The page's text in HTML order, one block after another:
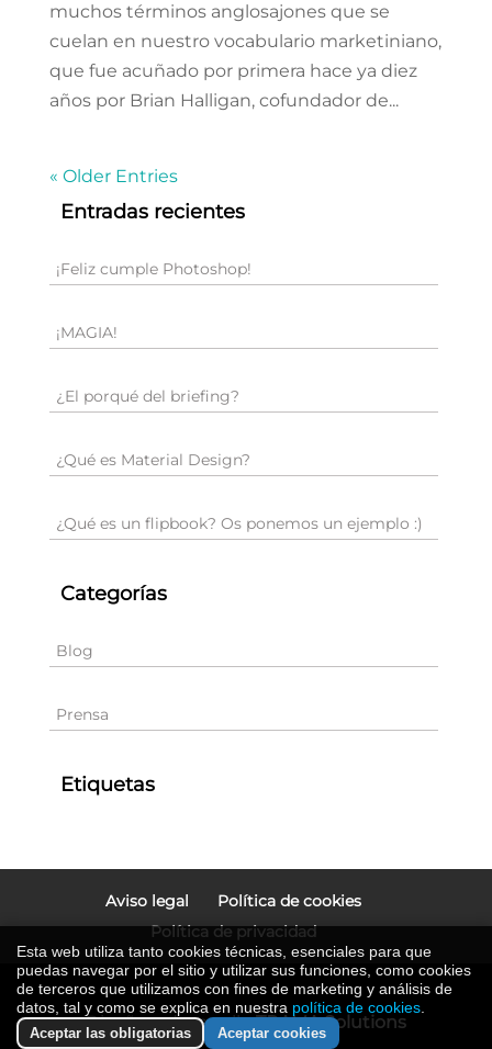
muchos términos anglosajones que se
cuelan en nuestro vocabulario marketiniano,
que fue acuñado por primera hace ya diez
años por Brian Halligan, cofundador de...
« Older Entries
Entradas recientes
¡Feliz cumple Photoshop!
¡MAGIA!
¿El porqué del briefing?
¿Qué es Material Design?
¿Qué es un flipbook? Os ponemos un ejemplo :)
Categorías
Blog
Prensa
Etiquetas
Aviso legal
Política de cookies
Política de privacidad
Diseño y desarrolloTRAMA Solutions
Esta web utiliza tanto cookies técnicas, esenciales para que
puedas navegar por el sitio y utilizar sus funciones, como cookies
de terceros que utilizamos con fines de marketing y análisis de
datos, tal y como se explica en nuestra política de cookies
Aceptar las obligatorias Aceptar cookies